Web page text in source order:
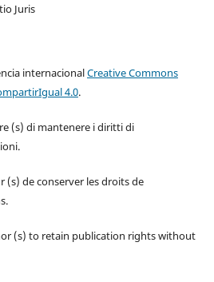
Juris
internacionalCreative Commons
4.0.
(s) di mantenere i diritti di
(s) de conserver les droits de
(s) to retain publication rights without